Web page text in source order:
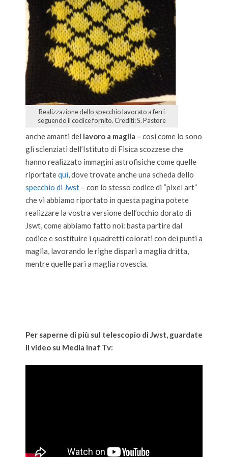
Realizzazione dello specchio lavorato a ferri
seguendo il codice fornito. Crediti: S. Pastore
anche amanti del lavoro a maglia – così come lo sono
gli scienziati dell’Istituto di Fisica scozzese che
hanno realizzato immagini astrofisiche come quelle
riportatequi, dove trovate anche una scheda dello
specchio di Jwst – con lo stesso codice di “pixel art”
che vi abbiamo riportato in questa pagina potete
realizzare la vostra versione dell’occhio dorato di
Jswt, come abbiamo fatto noi: basta partire dal
codice e sostituire i quadretti colorati con dei punti a
maglia, lavorando le righe dispari a maglia dritta,
mentre quelle pari a maglia rovescia.
Per saperne di più sul telescopio di Jwst, guardate
il video su Media Inaf Tv: